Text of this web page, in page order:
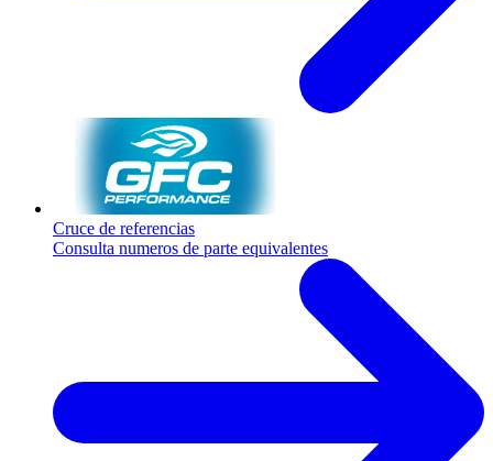
Cruce de referencias
Consulta numeros de parte equivalentes